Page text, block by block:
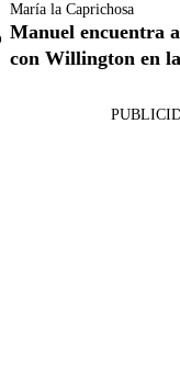
María la Caprichosa
Manuel encuentra
con Willington en